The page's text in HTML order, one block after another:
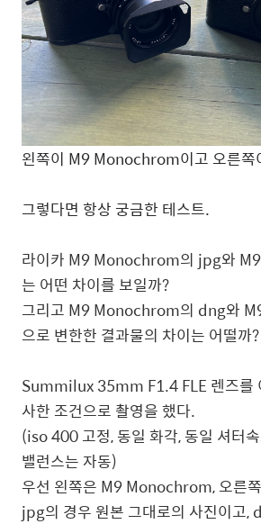
왼쪽이 M9 Monochrom이고 오른쪽
그렇다면 항상 궁금한 테스트.
라이카 M9 Monochrom의 jpg와
는 어떤 차이를 보일까?
그리고 M9 Monochrom의 dng와
으로 변한한 결과물의 차이는 어떨까?
Summilux 35mm F1.4 FLE 렌즈를
사한 조건으로 촬영을 했다.
(iso 400 고정, 동일 화각, 동일 셔터
밸런스는 자동)
우선 왼쪽은 M9 Monochrom, 오른
jpg의 경우 원본 그대로의 사진이고,